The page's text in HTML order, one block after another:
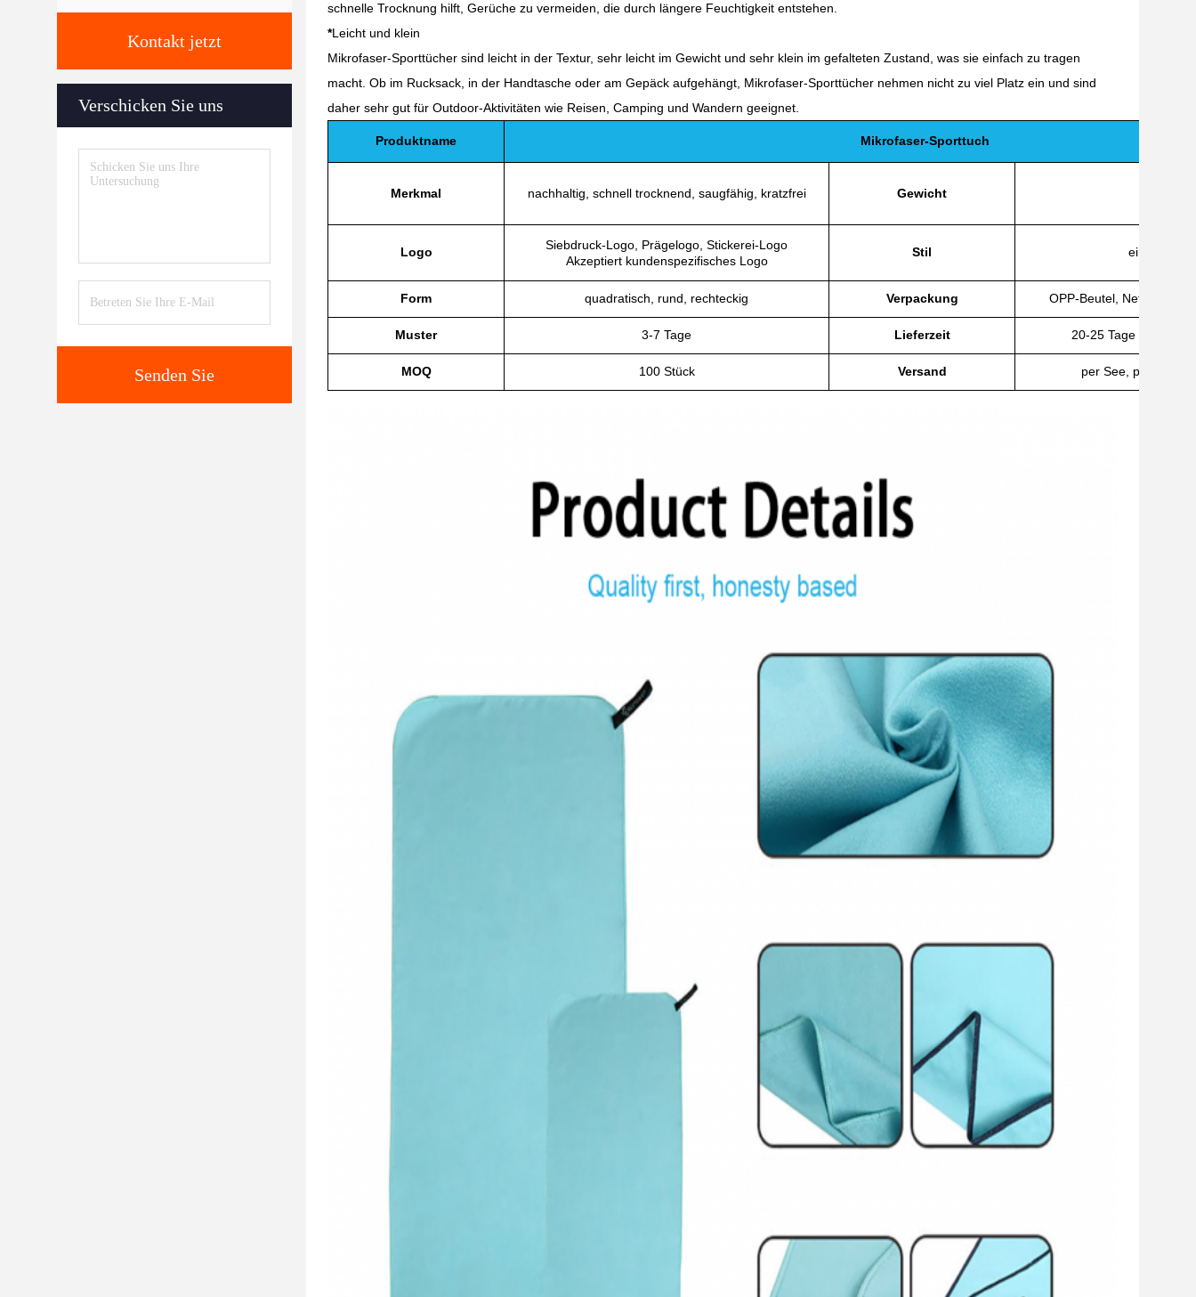
Kontakt jetzt
Verschicken Sie uns
Senden Sie
schnelle Trocknung hilft, Gerüche zu vermeiden, die durch längere Feuchtigkeit entstehen.
*Leicht und klein
Mikrofaser-Sporttücher sind leicht in der Textur, sehr leicht im Gewicht und sehr klein im gefalteten Zustand, was sie einfach zu tragen
macht. Ob im Rucksack, in der Handtasche oder am Gepäck aufgehängt, Mikrofaser-Sporttücher nehmen nicht zu viel Platz ein und sind
daher sehr gut für Outdoor-Aktivitäten wie Reisen, Camping und Wandern geeignet.
Produktname Mikrofaser-Sporttuch
Merkmal nachhaltig, schnell trocknend, saugfähig, kratzfrei Gewicht
Logo
Siebdruck-Logo, Prägelogo, Stickerei-Logo
Akzeptiert kundenspezifisches Logo
Stil einfarbig,
Form quadratisch, rund, rechteckig Verpackung OPP-Beutel, Netzbeutel
Muster 3-7 Tage Lieferzeit 20-25 Tage
MOQ 100 Stück Versand per See, per Luft,